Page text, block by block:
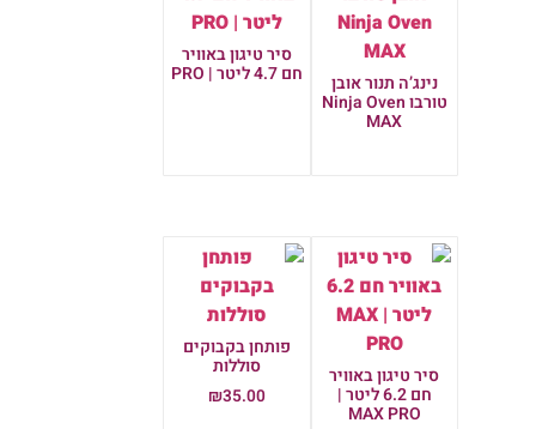
נינג’ה תנור אובן
טורבו Ninja Oven
MAX
סיר טיגון באוויר
חם 4.7 ליטר | PRO
סיר טיגון באוויר
חם 6.2 ליטר |
MAX PRO
פותחן בקבוקים
סוללות
₪35.00